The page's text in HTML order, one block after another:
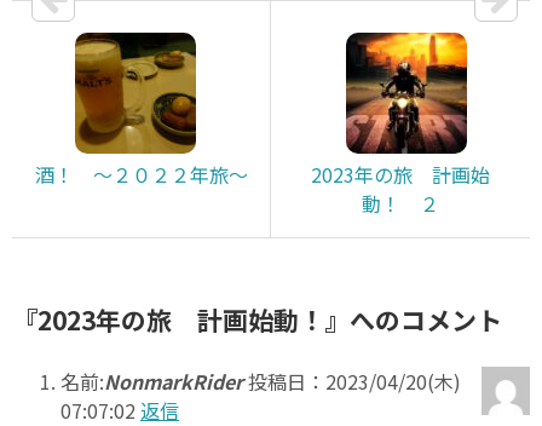
酒！ ～２０２２年旅～
2023年の旅 計画始
動！ ２
『2023年の旅 計画始動！』へのコメント
名前:NonmarkRider投稿日：2023/04/20(木)
07:07:02 返信